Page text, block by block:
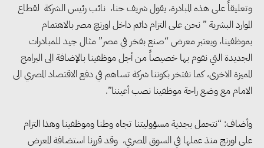
وتعليقاً على هذه المبادرة، يقول شريف حنا، نائب رئيس الشركة لقطاع
الموارد البشرية ” نحن على التزام دائم داخل اورنچ مصر بالاهتمام
بموظفينا، ويعتبر معرض “صنع بفخر في مصر” مثال جيد للمبادرات
الجديدة التي نقوم بها خصيصاً من أجل موظفينا بالإضافة الى البرامج
المميزة الاخرى، كما نفتخر بكوننا شركة تساهم في دفع الاقتصاد المصري الى
الامام مع وضع راحة موظفينا نصب أعيننا”.
وأضاف: “نتحمل بجدية مسؤوليتنا تجاه وطنا وموظفينا وهذا التزام
على اورنچ منذ عملها في السوق المصري، وقد قررنا استضافة المعرض